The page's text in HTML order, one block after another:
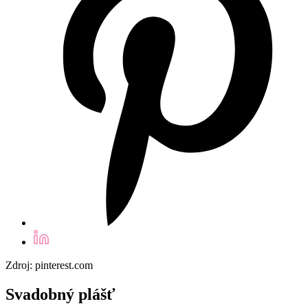
Zdroj: pinterest.com
Svadobný plášť